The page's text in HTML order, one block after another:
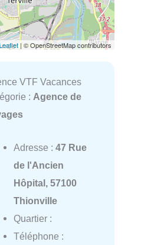
| © OpenStreetMap contributors
VTF Vacances
: Agence de
Adresse : 47 Rue
de l'Ancien
Hôpital, 57100
Thionville
Quartier :
Téléphone :